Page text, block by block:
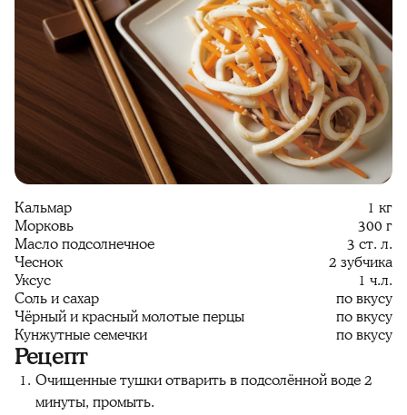
Кальмар
1 кг
Морковь
300 г
Масло подсолнечное
3 ст. л.
Чеснок
2 зубчика
Уксус
1 ч.л.
Соль и сахар
по вкусу
Чёрный и красный молотые перцы
по вкусу
Кунжутные семечки
по вкусу
Рецепт
Очищенные тушки отварить в подсолённой воде 2
минуты, промыть.